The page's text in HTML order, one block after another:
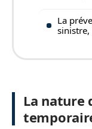
La
sinistre,
La nature